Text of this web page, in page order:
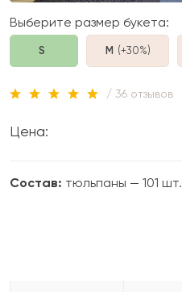
Выберите размер букета:
S M (+30%)
/ 36 отзывов
Цена:
Состав: тюльпаны — 101 шт.